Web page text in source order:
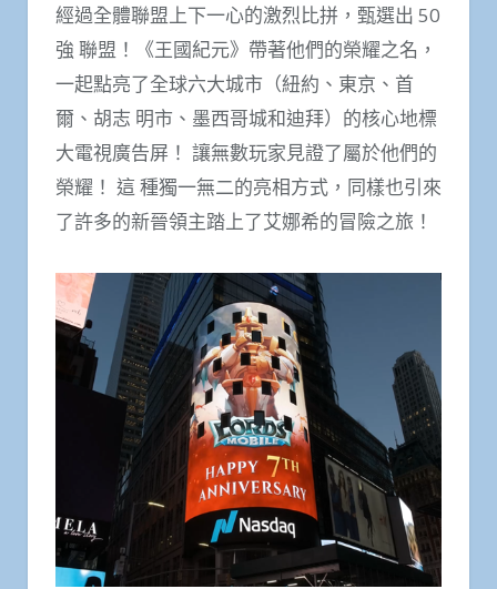
經過全體聯盟上下一心的激烈比拼，甄選出 50
強 聯盟！《王國紀元》帶著他們的榮耀之名，
一起點亮了全球六大城市（紐約、東京、首
爾、胡志 明市、墨西哥城和迪拜）的核心地標
大電視廣告屏！ 讓無數玩家見證了屬於他們的
榮耀！ 這 種獨一無二的亮相方式，同樣也引來
了許多的新晉領主踏上了艾娜希的冒險之旅！